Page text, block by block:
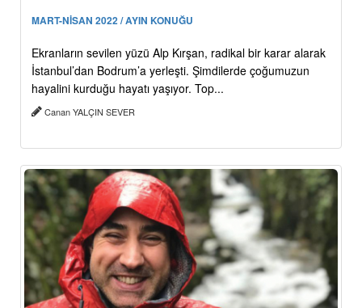
MART-NİSAN 2022 / AYIN KONUĞU
Ekranların sevilen yüzü Alp Kırşan, radikal bir karar alarak
İstanbul’dan Bodrum’a yerleşti. Şimdilerde çoğumuzun
hayalini kurduğu hayatı yaşıyor. Top...
Canan YALÇIN SEVER